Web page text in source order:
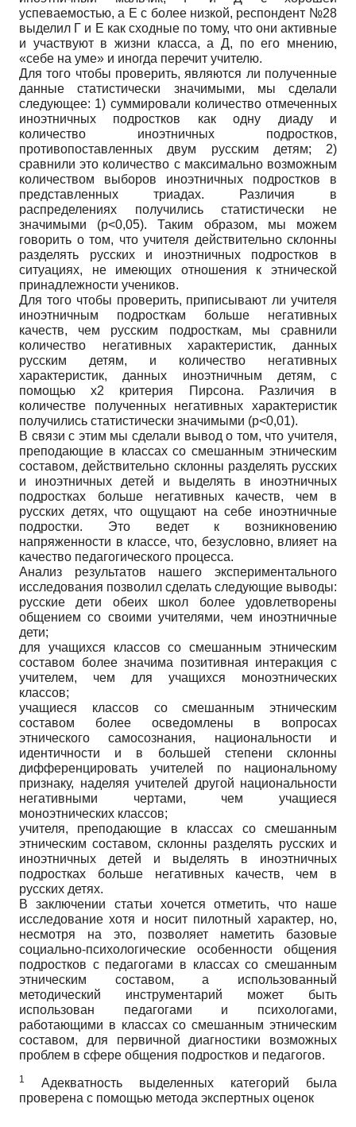
успеваемостью, а Е с более низкой, респондент №28
выделил Г и Е как сходные по тому, что они активные
и участвуют в жизни класса, а Д, по его мнению,
«себе на уме» и иногда перечит учителю.
Для того чтобы проверить, являются ли полученные
данные статистически значимыми, мы сделали
следующее: 1) суммировали количество отмеченных
иноэтничных подростков как одну диаду и
количество иноэтничных подростков,
противопоставленных двум русским детям; 2)
сравнили это количество с максимально возможным
количеством выборов иноэтничных подростков в
представленных триадах. Различия в
распределениях получились статистически не
значимыми (p<0,05). Таким образом, мы можем
говорить о том, что учителя действительно склонны
разделять русских и иноэтничных подростков в
ситуациях, не имеющих отношения к этнической
принадлежности учеников.
Для того чтобы проверить, приписывают ли учителя
иноэтничным подросткам больше негативных
качеств, чем русским подросткам, мы сравнили
количество негативных характеристик, данных
русским детям, и количество негативных
характеристик, данных иноэтничным детям, с
помощью х2 критерия Пирсона. Различия в
количестве полученных негативных характеристик
получились статистически значимыми (p<0,01).
В связи с этим мы сделали вывод о том, что учителя,
преподающие в классах со смешанным этническим
составом, действительно склонны разделять русских
и иноэтничных детей и выделять в иноэтничных
подростках больше негативных качеств, чем в
русских детях, что ощущают на себе иноэтничные
подростки. Это ведет к возникновению
напряженности в классе, что, безусловно, влияет на
качество педагогического процесса.
Анализ результатов нашего экспериментального
исследования позволил сделать следующие выводы:
русские дети обеих школ более удовлетворены
общением со своими учителями, чем иноэтничные
дети;
для учащихся классов со смешанным этническим
составом более значима позитивная интеракция с
учителем, чем для учащихся моноэтнических
классов;
учащиеся классов со смешанным этническим
составом более осведомлены в вопросах
этнического самосознания, национальности и
идентичности и в большей степени склонны
дифференцировать учителей по национальному
признаку, наделяя учителей другой национальности
негативными чертами, чем учащиеся
моноэтнических классов;
учителя, преподающие в классах со смешанным
этническим составом, склонны разделять русских и
иноэтничных детей и выделять в иноэтничных
подростках больше негативных качеств, чем в
русских детях.
В заключении статьи хочется отметить, что наше
исследование хотя и носит пилотный характер, но,
несмотря на это, позволяет наметить базовые
социально-психологические особенности общения
подростков с педагогами в классах со смешанным
этническим составом, а использованный
методический инструментарий может быть
использован педагогами и психологами,
работающими в классах со смешанным этническим
составом, для первичной диагностики возможных
проблем в сфере общения подростков и педагогов.
1
Адекватность выделенных категорий была
проверена с помощью метода экспертных оценок